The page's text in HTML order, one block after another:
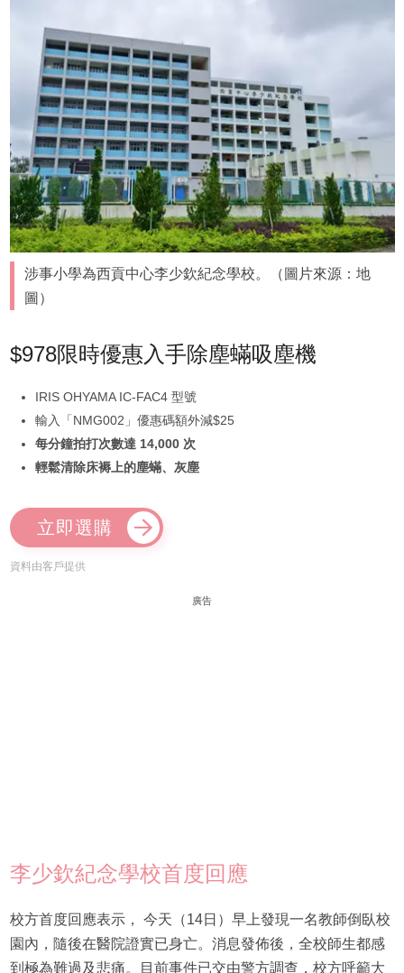
涉事小學為西貢中心李少欽紀念學校。（圖片來源：地
圖）
$978限時優惠入手除塵蟎吸塵機
IRIS OHYAMA IC-FAC4 型號
輸入「NMG002」優惠碼額外減$25
每分鐘拍打次數達 14,000 次
輕鬆清除床褥上的塵蟎、灰塵
立即選購
資料由客戶提供
廣告
李少欽紀念學校首度回應
校方首度回應表示， 今天（14日）早上發現一名教師倒臥校
園內，隨後在醫院證實已身亡。消息發佈後，全校師生都感
到極為難過及悲痛。目前事件已交由警方調查，校方呼籲大